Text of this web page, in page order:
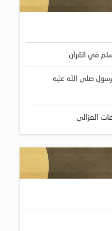
في القرآن
صلى الله عليه
الغزالي